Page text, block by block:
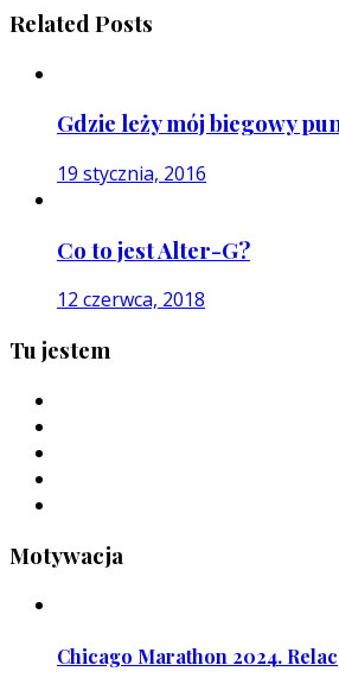
Related Posts
Gdzie leży mój biegowy
19 stycznia, 2016
Co to jest Alter-G?
12 czerwca, 2018
Tu jestem
Motywacja
Chicago Marathon 2024.